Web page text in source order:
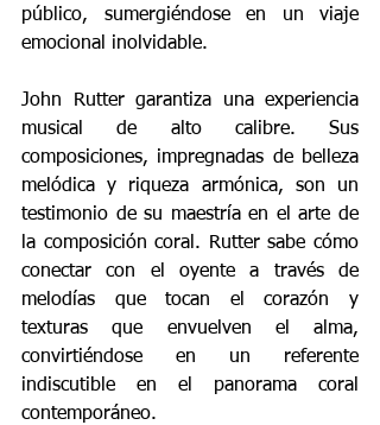
público, sumergiéndose en un viaje
emocional inolvidable.
John Rutter garantiza una experiencia
musical de alto calibre. Sus
composiciones, impregnadas de belleza
melódica y riqueza armónica, son un
testimonio de su maestría en el arte de
la composición coral. Rutter sabe cómo
conectar con el oyente a través de
melodías que tocan el corazón y
texturas que envuelven el alma,
convirtiéndose en un referente
indiscutible en el panorama coral
contemporáneo.